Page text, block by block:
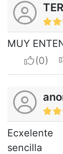
MUY
I
sencilla